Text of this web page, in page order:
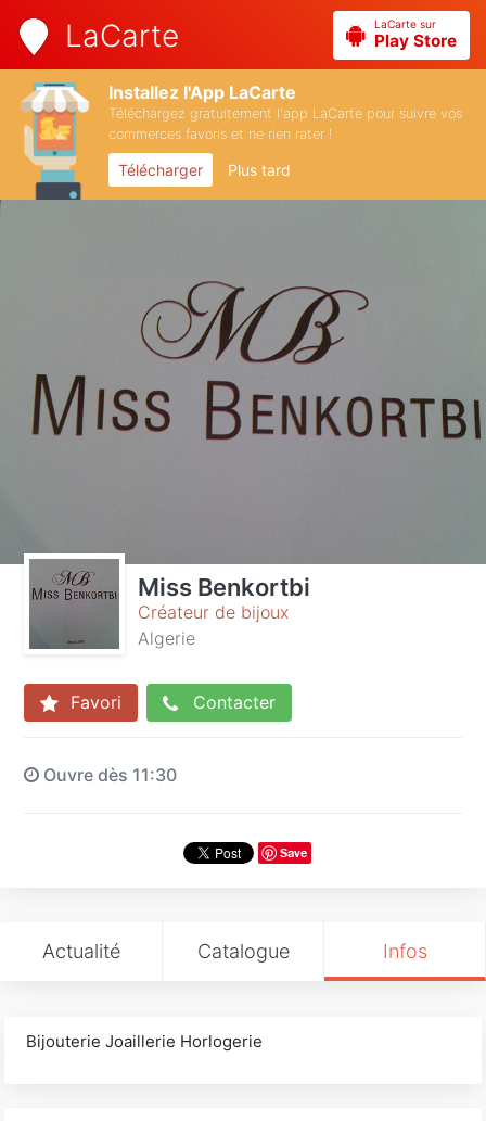
LaCarte LaCarte sur
Play Store
Installez l'App LaCarte
Téléchargez gratuitement l'app LaCarte pour suivre vos
commerces favoris et ne rien rater !
Télécharger Plus tard
Miss Benkortbi
Créateur de bijoux
Algerie
Favori Contacter
Ouvre dès 11:30
Save
Actualité Catalogue Infos
Bijouterie Joaillerie Horlogerie